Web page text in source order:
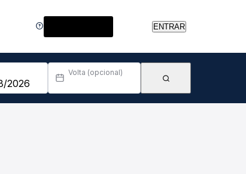
ENTRAR
Volta (opcional)